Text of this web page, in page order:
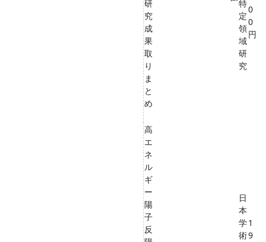
研
究
成
果
取
り
ま
と
め
特
定
領
域
研
究
0
0
円
高
エ
ネ
ル
ギ
ー
陽
子
反
日
本
学
術
1
9